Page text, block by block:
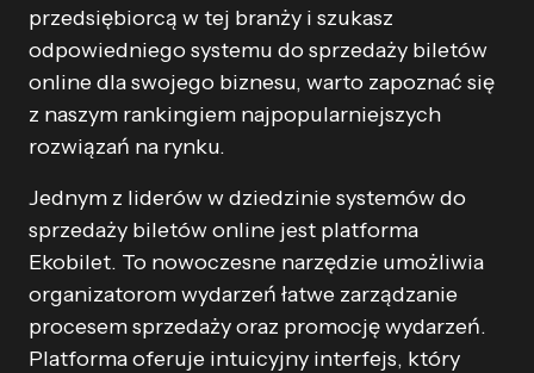
przedsiębiorcą w tej branży i szukasz
odpowiedniego systemu do sprzedaży biletów
online dla swojego biznesu, warto zapoznać się
z naszym rankingiem najpopularniejszych
rozwiązań na rynku.
Jednym z liderów w dziedzinie systemów do
sprzedaży biletów online jest platforma
Ekobilet. To nowoczesne narzędzie umożliwia
organizatorom wydarzeń łatwe zarządzanie
procesem sprzedaży oraz promocję wydarzeń.
Platforma oferuje intuicyjny interfejs, który